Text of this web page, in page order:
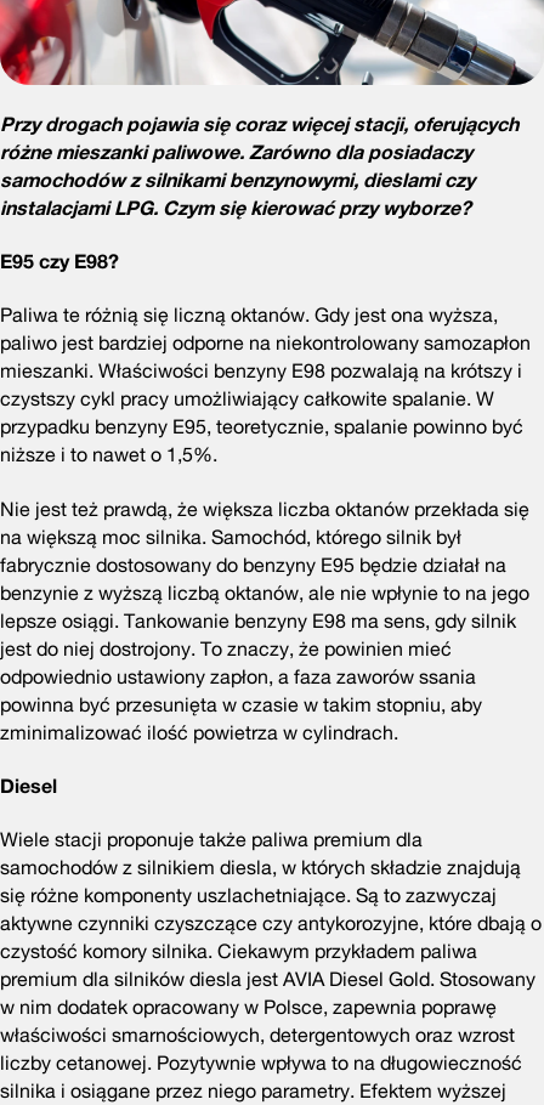
Przy drogach pojawia się coraz więcej stacji, oferujących
różne mieszanki paliwowe. Zarówno dla posiadaczy
samochodów z silnikami benzynowymi, dieslami czy
instalacjami LPG. Czym się kierować przy wyborze?
E95 czy E98?
Paliwa te różnią się liczną oktanów. Gdy jest ona wyższa,
paliwo jest bardziej odporne na niekontrolowany samozapłon
mieszanki. Właściwości benzyny E98 pozwalają na krótszy i
czystszy cykl pracy umożliwiający całkowite spalanie. W
przypadku benzyny E95, teoretycznie, spalanie powinno być
niższe i to nawet o 1,5%.
Nie jest też prawdą, że większa liczba oktanów przekłada się
na większą moc silnika. Samochód, którego silnik był
fabrycznie dostosowany do benzyny E95 będzie działał na
benzynie z wyższą liczbą oktanów, ale nie wpłynie to na jego
lepsze osiągi. Tankowanie benzyny E98 ma sens, gdy silnik
jest do niej dostrojony. To znaczy, że powinien mieć
odpowiednio ustawiony zapłon, a faza zaworów ssania
powinna być przesunięta w czasie w takim stopniu, aby
zminimalizować ilość powietrza w cylindrach.
Diesel
Wiele stacji proponuje także paliwa premium dla
samochodów z silnikiem diesla, w których składzie znajdują
się różne komponenty uszlachetniające. Są to zazwyczaj
aktywne czynniki czyszczące czy antykorozyjne, które dbają o
czystość komory silnika. Ciekawym przykładem paliwa
premium dla silników diesla jest AVIA Diesel Gold. Stosowany
w nim dodatek opracowany w Polsce, zapewnia poprawę
właściwości smarnościowych, detergentowych oraz wzrost
liczby cetanowej. Pozytywnie wpływa to na długowieczność
silnika i osiągane przez niego parametry. Efektem wyższej